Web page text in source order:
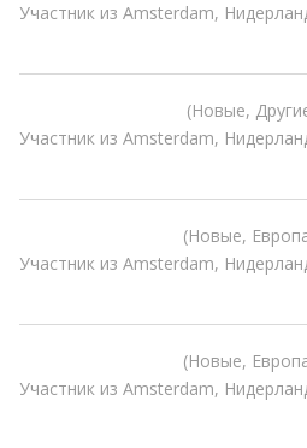
Участник из Amsterdam,
Новые,
Участник из Amsterdam,
Новые,
Участник из Amsterdam,
Новые,
Участник из Amsterdam,